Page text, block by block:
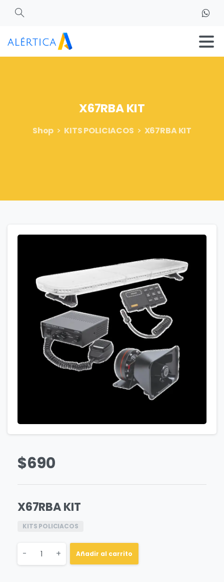
Search
X67RBAKIT
Shop KITS POLICIACOS X67RBA KIT
$690
X67RBA KIT
KITS POLICIACOS
Quantity
- + Añadir al carrito